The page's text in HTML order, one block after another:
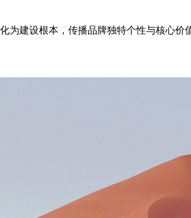
建设根本，传播品牌独特个性与核心价